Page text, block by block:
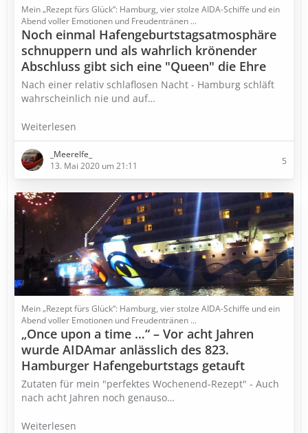
Mein „Rezept fürs Glück“: Hamburg, vier stolze AIDA-Schiffe und ein
Abend voller Emotionen und Freudentränen ...
Noch einmal Hafengeburtstagsatmosphäre
schnuppern und als wahrlich krönender
Abschluss gibt sich eine "Queen" die Ehre
Nach einer relativ schlaflosen Nacht - Hamburg schläft
wahrscheinlich nie und auf…
Weiterlesen
_Meerelfe_
13. Mai 2020 um 21:11
5
Mein „Rezept fürs Glück“: Hamburg, vier stolze AIDA-Schiffe und ein
Abend voller Emotionen und Freudentränen ...
„Once upon a time …“ – Vor acht Jahren
wurde AIDAmar anlässlich des 823.
Hamburger Hafengeburtstags getauft
Zutaten für mein "perfektes Wochenend-Rezept" - Auch
nach acht Jahren noch genauso…
Weiterlesen